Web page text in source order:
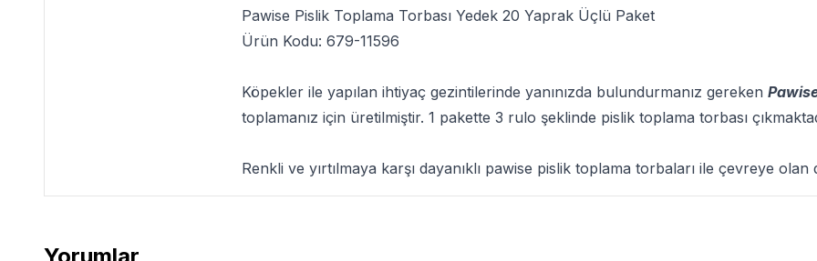
Pawise Pislik Toplama Torbası Yedek 20 Yaprak Üçlü Paket
Ürün Kodu: 679-11596
Köpekler ile yapılan ihtiyaç gezintilerinde yanınızda bulundurmanız gereken
toplamanız için üretilmiştir. 1 pakette 3 rulo şeklinde pislik toplama torbası
Renkli ve yırtılmaya karşı dayanıklı pawise pislik toplama torbaları ile çevreye olan